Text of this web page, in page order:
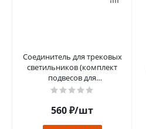
Соединитель для трековых
светильников (комплект
подвесов для
шинопровода, 2шт), длина
560₽/шт